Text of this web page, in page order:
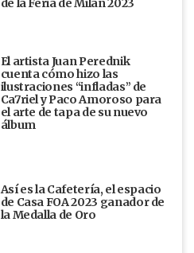
de la Feria de Milán 2023
El artista Juan Perednik
cuenta cómo hizo las
ilustraciones “infladas” de
Ca7riel y Paco Amoroso para
el arte de tapa de su nuevo
álbum
Así es la Cafetería, el espacio
de Casa FOA 2023 ganador de
la Medalla de Oro